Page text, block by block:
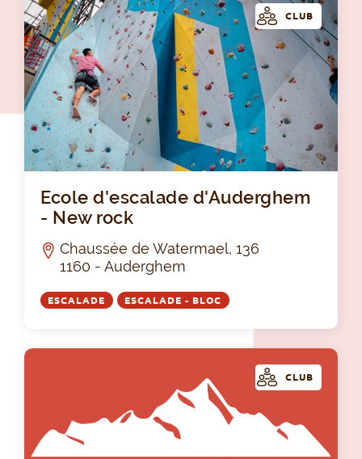
CLUB
Ecole d'escalade d'Auderghem
- New rock
Chaussée de Watermael, 136
1160 - Auderghem
ESCALADE ESCALADE - BLOC
CLUB